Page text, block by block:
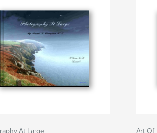
At Large
Art Of